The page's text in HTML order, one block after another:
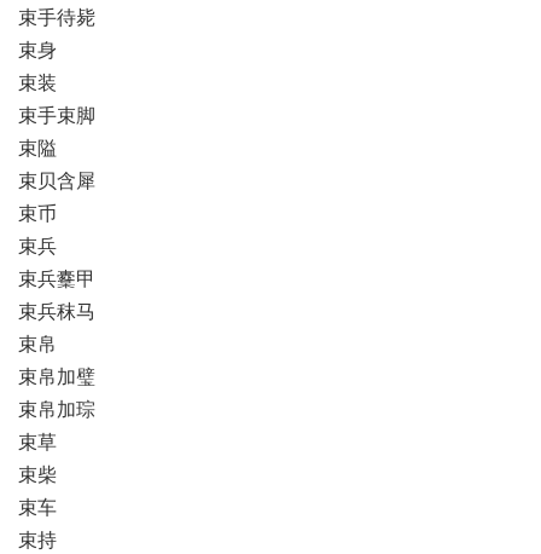
束手待毙
束身
束装
束手束脚
束隘
束贝含犀
束币
束兵
束兵櫜甲
束兵秣马
束帛
束帛加璧
束帛加琮
束草
束柴
束车
束持